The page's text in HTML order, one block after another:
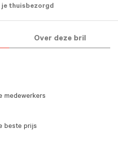
je thuisbezorgd
Over deze bril
medewerkers
beste prijs